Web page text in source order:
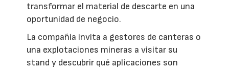
transformar el material de descarte en una
oportunidad de negocio.
La compañía invita a gestores de canteras o
una explotaciones mineras a visitar su
stand y descubrir qué aplicaciones son